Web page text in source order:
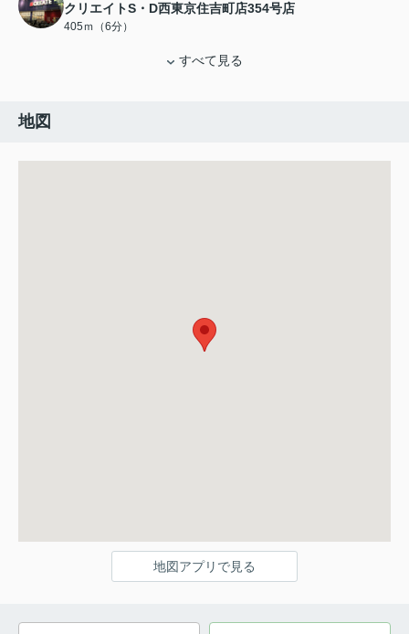
クリエイトS・D西東京住吉町店354号店
405ｍ（6分）
すべて見る
地図
地図アプリで見る